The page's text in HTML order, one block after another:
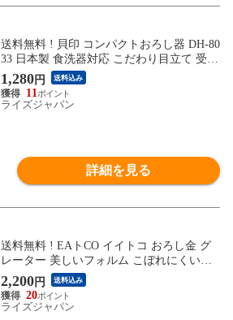
送料無料 ! 貝印 コンパクトおろし器 DH-80
33 日本製 食洗器対応 こだわり目立て 受け
皿付き ( おろし器 調理器具 料理 キッチン
1人暮らし 新生活 ) 当店イチオシ 送料込 7
M◇ おろし器DH8033
1,280円 送料込み
11
ライズジャパン
詳細を見る
送料無料 ! EAトCO イイトコ おろし金 グ
レーター 美しいフォルム こぼれにくい形
状 ( おろし器 わさび お味噌 ショウガ 薬味
キッチン 料理 調理器具 ) 当店イチオシ 送
料込 2M◇ イイトコおろす
2,200円 送料込み
20
ライズジャパン